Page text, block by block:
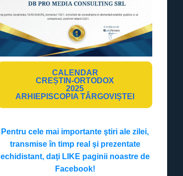
CALENDAR
CREȘTIN-ORTODOX
2025
ARHIEPISCOPIA TÂRGOVIȘTEI
Pentru cele mai importante ştiri ale zilei,
transmise în timp real şi prezentate
echidistant, daţi LIKE paginii noastre de
Facebook!